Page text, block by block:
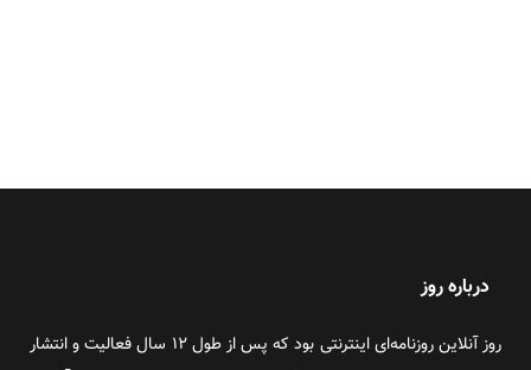
درباره روز
روز آنلاین روزنامه‌ای اینترنتی بود که پس از طول ۱۲ سال فعالیت و انتشار